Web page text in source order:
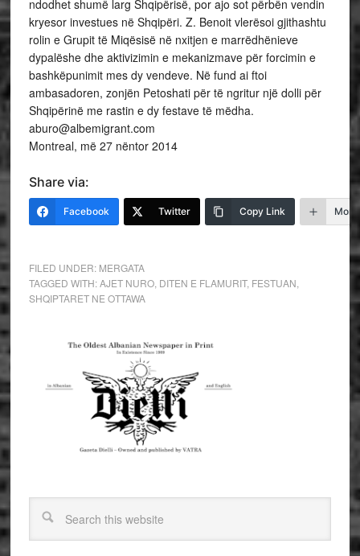
ndodhet shumë larg Shqipërisë, por ajo sot përbën vendin
kryesor investues në Shqipëri. Z. Benoit vlerësoi gjithashtu
rolin e Grupit të Miqësisë në nxitjen e marrëdhënieve
dypalëshe dhe aktivizimin e mekanizmave për forcimin e
bashkëpunimit mes dy vendeve. Në fund ai ftoi
ambasadoren, zonjën Petoshati për të ngritur një dolli për
Shqipërinë me rastin e dy festave të mëdha.
aburo@albemigrant.com
Montreal, më 27 nëntor 2014
Share via:
Facebook Twitter Copy Link More
FILED UNDER: MERGATA
TAGGED WITH:AJET NURO, DITEN E FLAMURIT, FESTUAN
SHQIPTARET NE OTTAWA